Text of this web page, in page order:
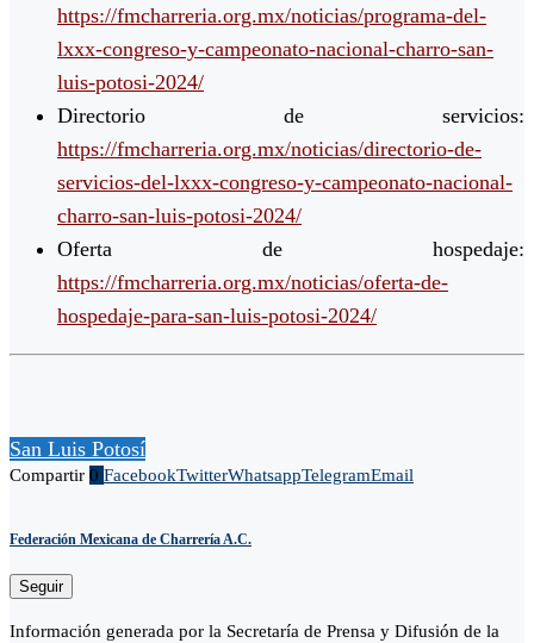
https://fmcharreria.org.mx/noticias/programa-del-
lxxx-congreso-y-campeonato-nacional-charro-san-
luis-potosi-2024/
Directorio de servicios:
https://fmcharreria.org.mx/noticias/directorio-de-
servicios-del-lxxx-congreso-y-campeonato-nacional-
charro-san-luis-potosi-2024/
Oferta de hospedaje:
https://fmcharreria.org.mx/noticias/oferta-de-
hospedaje-para-san-luis-potosi-2024/
San Luis Potosí
Compartir 0 FacebookTwitterWhatsappTelegramEmail
Federación Mexicana de Charrería A.C.
Seguir
Información generada por la Secretaría de Prensa y Difusión de la